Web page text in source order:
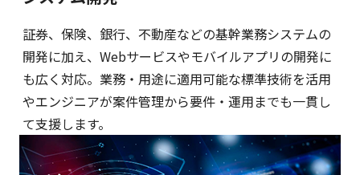
証券、保険、銀行、不動産などの基幹業務システムの
開発に加え、Webサービスやモバイルアプリの開発に
も広く対応。業務・用途に適用可能な標準技術を活用
やエンジニアが案件管理から要件・運用までも一貫し
て支援します。